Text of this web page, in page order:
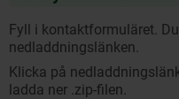
Fyll i kontaktformuläret.
nedladdningslänken.
Klicka på
ladda ner .zip-filen.